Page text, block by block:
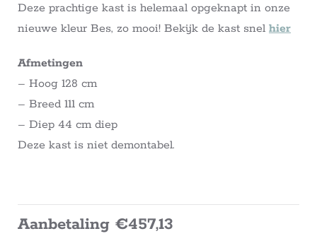
Deze prachtige kast is helemaal opgeknapt in onze
nieuwe kleur Bes, zo mooi! Bekijk de kast snel hier
Afmetingen
– Hoog 128 cm
– Breed 111 cm
– Diep 44 cm diep
Deze kast is niet demontabel.
Aanbetaling €457,13